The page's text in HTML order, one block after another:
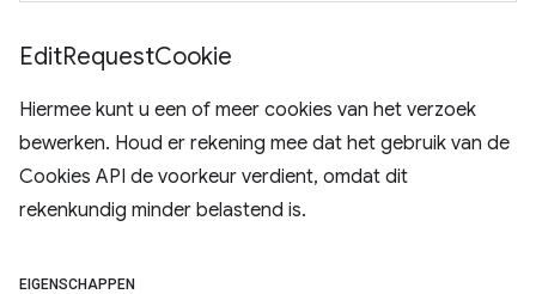
EditRequestCookie
Hiermee kunt u een of meer cookies van het verzoek
bewerken. Houd er rekening mee dat het gebruik van de
Cookies API de voorkeur verdient, omdat dit
rekenkundig minder belastend is.
EIGENSCHAPPEN